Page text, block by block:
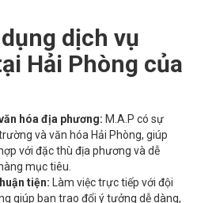
dịch vụ
Hải Phòng của
hóa địa phương: M.A.P có sự
và văn hóa Hải Phòng, giúp
với đặc thù địa phương và dễ
mục tiêu.
tiện: Làm việc trực tiếp với đội
giúp bạn trao đổi ý tưởng dễ dàng,